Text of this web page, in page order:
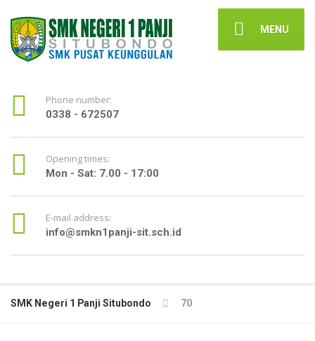
MENU
Phone number:
0338 - 672507
Opening times:
Mon - Sat: 7.00 - 17:00
E-mail address:
info@smkn1panji-sit.sch.id
SMK Negeri 1 Panji Situbondo 70